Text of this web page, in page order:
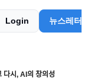
Login 뉴스레터
다시, AI의 창의성